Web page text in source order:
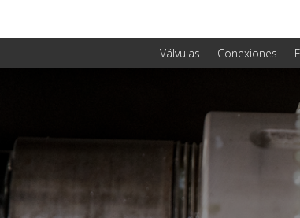
Válvulas Conexiones